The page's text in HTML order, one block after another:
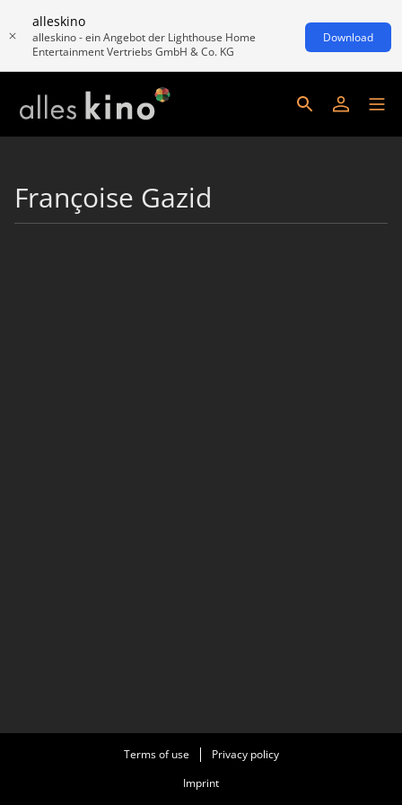
alleskino
alleskino - ein Angebot der Lighthouse Home
Entertainment Vertriebs GmbH & Co. KG
Download
Françoise Gazid
Terms of use
Privacy policy
Imprint